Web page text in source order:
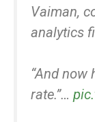
Vaiman,
analytics
“And now
rate.”…